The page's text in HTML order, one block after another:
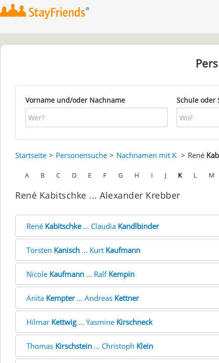
Vorname und/oder Nachname Schule oder
Startseite Personensuche Nachnamen mit K René
A B C D E F G H I J K L M
René Kabitschke ... Alexander Krebber
René Kabitschke... Claudia Kandlbinder
Torsten Kanisch ... Kurt Kaufmann
Nicole Kaufmann ... Ralf Kempin
Anita Kempter... Andreas Kettner
Hilmar Kettwig... Yasmine Kirschneck
Thomas Kirschstein ... Christoph Klein